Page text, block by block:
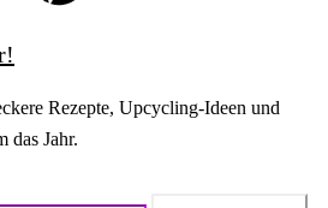
Rezepte, Upcycling-Ideen und
das Jahr.